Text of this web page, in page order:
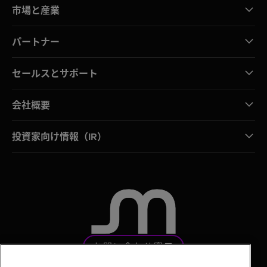
市場と産業
パートナー
セールスとサポート
会社概要
投資家向け情報（IR）
お問い合わせ窓口